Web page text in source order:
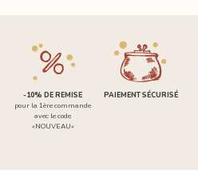
-10% DE REMISE
pour la 1ère commande
avec le code
«NOUVEAU»
PAIEMENT SÉCURISÉ